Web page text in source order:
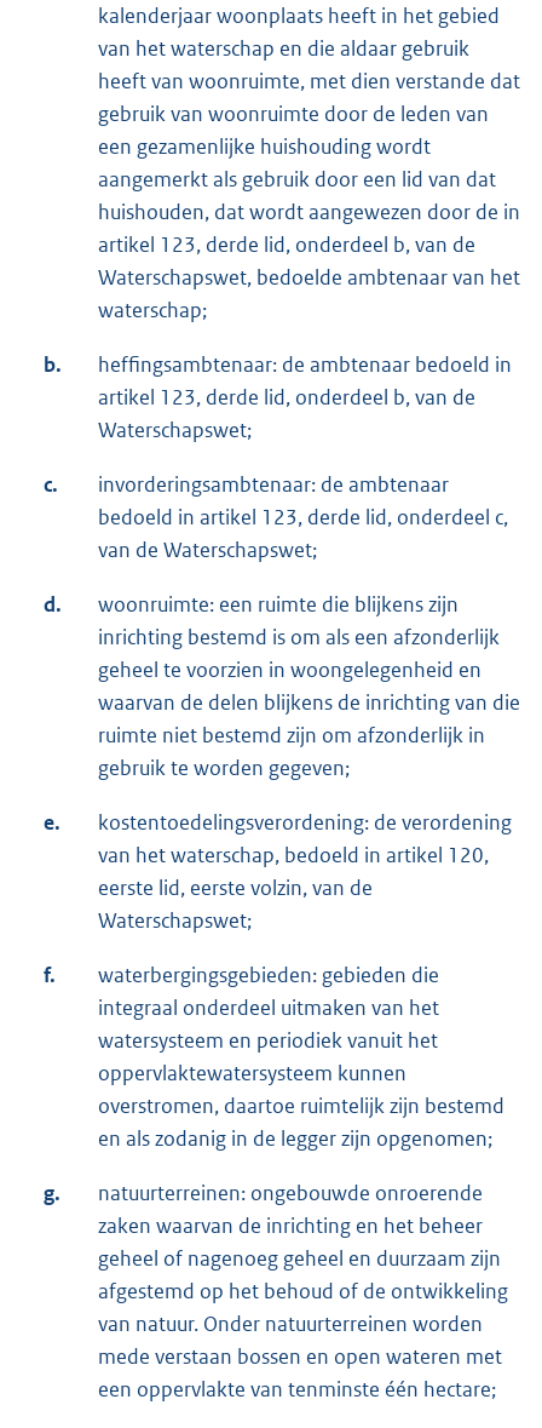
kalenderjaar woonplaats heeft in het gebied
van het waterschap en die aldaar gebruik
heeft van woonruimte, met dien verstande dat
gebruik van woonruimte door de leden van
een gezamenlijke huishouding wordt
aangemerkt als gebruik door een lid van dat
huishouden, dat wordt aangewezen door de in
artikel 123, derde lid, onderdeel b, van de
Waterschapswet, bedoelde ambtenaar van het
waterschap;
b.
heffingsambtenaar: de ambtenaar bedoeld in
artikel 123, derde lid, onderdeel b, van de
Waterschapswet;
c.
invorderingsambtenaar: de ambtenaar
bedoeld in artikel 123, derde lid, onderdeel c,
van de Waterschapswet;
d.
woonruimte: een ruimte die blijkens zijn
inrichting bestemd is om als een afzonderlijk
geheel te voorzien in woongelegenheid en
waarvan de delen blijkens de inrichting van die
ruimte niet bestemd zijn om afzonderlijk in
gebruik te worden gegeven;
e.
kostentoedelingsverordening: de verordening
van het waterschap, bedoeld in artikel 120,
eerste lid, eerste volzin, van de
Waterschapswet;
f.
waterbergingsgebieden: gebieden die
integraal onderdeel uitmaken van het
watersysteem en periodiek vanuit het
oppervlaktewatersysteem kunnen
overstromen, daartoe ruimtelijk zijn bestemd
en als zodanig in de legger zijn opgenomen;
g.
natuurterreinen: ongebouwde onroerende
zaken waarvan de inrichting en het beheer
geheel of nagenoeg geheel en duurzaam zijn
afgestemd op het behoud of de ontwikkeling
van natuur. Onder natuurterreinen worden
mede verstaan bossen en open wateren met
een oppervlakte van tenminste één hectare;